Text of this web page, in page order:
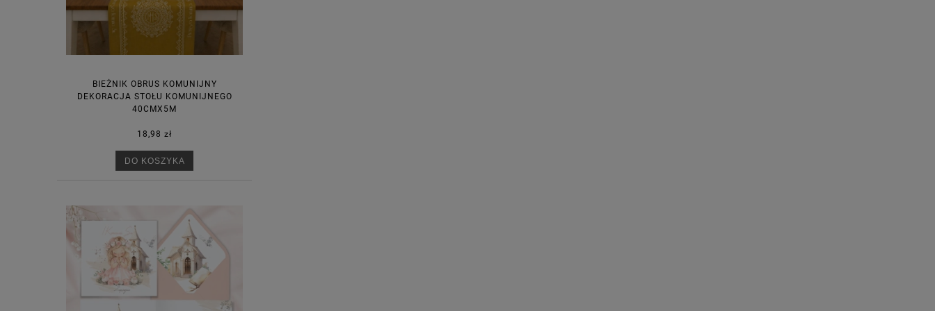
BIEŻNIK OBRUS KOMUNIJNY
DEKORACJA STOŁU KOMUNIJNEGO
40CMX5M
18,98 zł
DO KOSZYKA